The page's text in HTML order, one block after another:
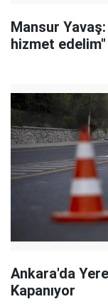
Mansur
hizmet edelim"
Ankara'da
Kapanıyor